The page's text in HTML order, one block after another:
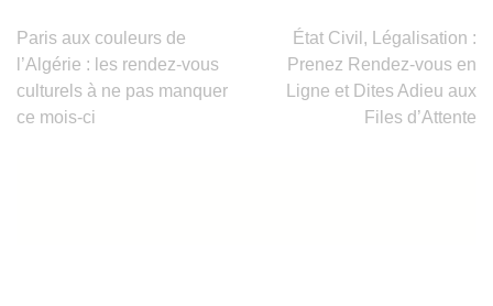
Navigation
de
l’article
Paris aux couleurs de
l’Algérie : les rendez-vous
culturels à ne pas manquer
ce mois-ci
État Civil, Légalisation :
Prenez Rendez-vous en
Ligne et Dites Adieu aux
Files d’Attente